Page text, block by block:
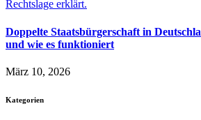
Doppelte Staatsbürgerschaft in
und wie es funktioniert
März 10, 2026
Kategorien